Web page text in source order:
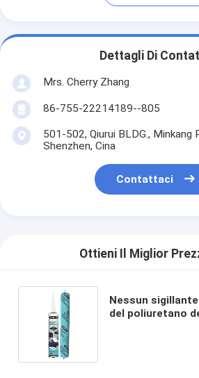
Dettagli Di
Mrs. Cherry Zhang
86-755-22214189--805
501-502, Qiurui BLDG., Minkang
Shenzhen, Cina
Contattaci
Ottieni Il Miglior
Nessun
del poliuretano